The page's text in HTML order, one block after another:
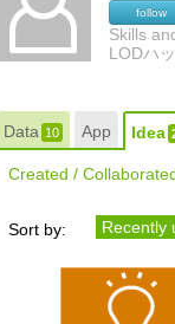
follow
Skills
LODハ
Data 10 App Idea
Created /
Sort by: Recently